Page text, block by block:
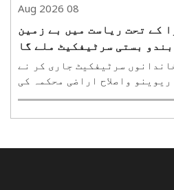
08 Aug 2026
کے تحت ریاست میں بے زمین
بستی سرٹیفکیٹ ملے گا
تک 30 ہزار خاندانوں سرٹیفکیٹ جاری کر نے
واصلاح اراضی محکمہ کی